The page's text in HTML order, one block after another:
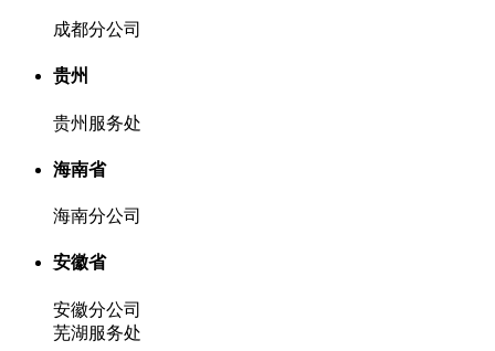
成都分公司
贵州
贵州服务处
海南省
海南分公司
安徽省
安徽分公司
芜湖服务处